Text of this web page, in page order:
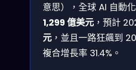
意思），全球 AI 自動
1,299 億美元 ，預計
元 ，並且一路狂飆到
複合增長率 31.4%。